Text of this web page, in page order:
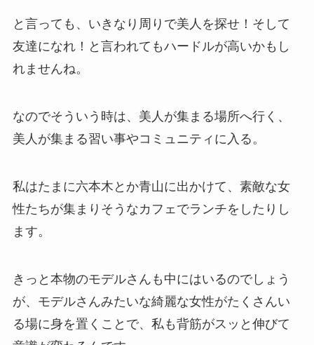
と言っても、いきなり周りで美人を探せ！そして
友達になれ！と言われてもハードルが高いかもし
れませんね。
なのでそういう時は、美人が集まる場所へ行く、
美人が集まる習い事やコミュニティに入る。
私はたまに六本木とか青山に出かけて、素敵な女
性たちが集まりそうなカフェでランチをしたりし
ます。
きっと本物のモデルさんも中にはいるのでしょう
が、モデルさんみたいな綺麗な女性がたくさんい
る場に身を置くことで、私も背筋がスッと伸びて